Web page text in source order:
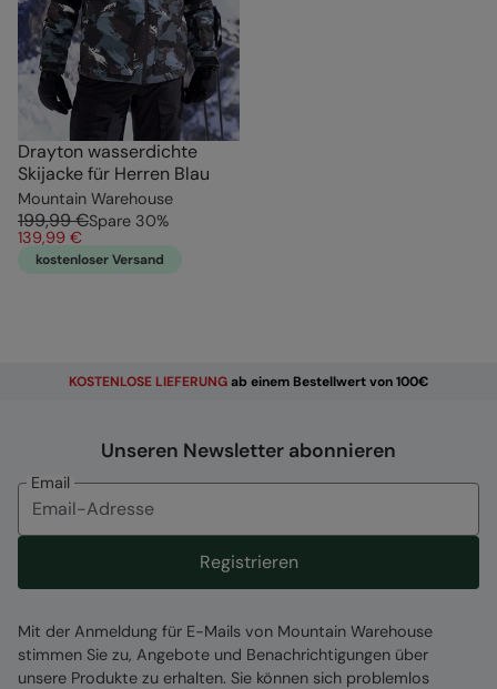
Drayton wasserdichte
Skijacke für Herren Blau
Mountain Warehouse
199,99 €Spare 30%
139,99 €
kostenloser Versand
KOSTENLOSE LIEFERUNGab einem Bestellwert von 100€
Unseren Newsletter abonnieren
Email
Registrieren
Mit der Anmeldung für E-Mails von Mountain Warehouse
stimmen Sie zu, Angebote und Benachrichtigungen über
unsere Produkte zu erhalten. Sie können sich problemlos